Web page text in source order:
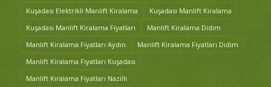
Kuşadası Elektrikli Manlift Kiralama
Kuşadası Manlift Kiralama
Kuşadası Manlift Kiralama Fiyatları
Manlift Kiralama Didim
Manlift Kiralama Fiyatları Aydın
Manlift Kiralama Fiyatları Didim
Manlift Kiralama Fiyatları Kuşadası
Manlift Kiralama Fiyatları Nazilli